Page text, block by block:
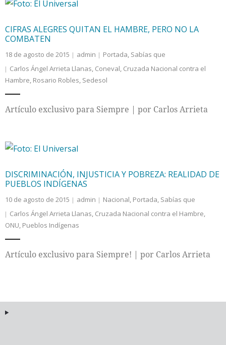
CIFRAS ALEGRES QUITAN EL HAMBRE, PERO NO LA
COMBATEN
18 de agosto de 2015 admin Portada, Sabías que
Carlos Ángel Arrieta Llanas, Coneval, Cruzada Nacional contra el
Hambre, Rosario Robles, Sedesol
Artículo exclusivo para Siempre | por Carlos Arrieta
DISCRIMINACIÓN, INJUSTICIA Y POBREZA: REALIDAD DE
PUEBLOS INDÍGENAS
10 de agosto de 2015 admin Nacional, Portada, Sabías que
Carlos Ángel Arrieta Llanas, Cruzada Nacional contra el Hambre,
ONU, Pueblos Indígenas
Artículo exclusivo para Siempre! | por Carlos Arrieta